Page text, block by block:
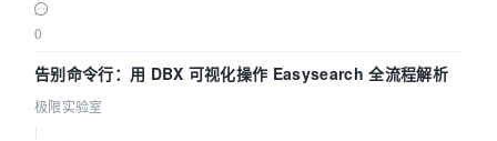
0
告别命令行：用 DBX 可视化操作 Easysearch 全流程解析
极限实验室